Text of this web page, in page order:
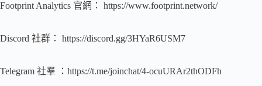
Footprint Analytics 官網： https://www.footprint.network/
Discord 社群： https://discord.gg/3HYaR6USM7
Telegram 社羣 ：https://t.me/joinchat/4-ocuURAr2thODFh